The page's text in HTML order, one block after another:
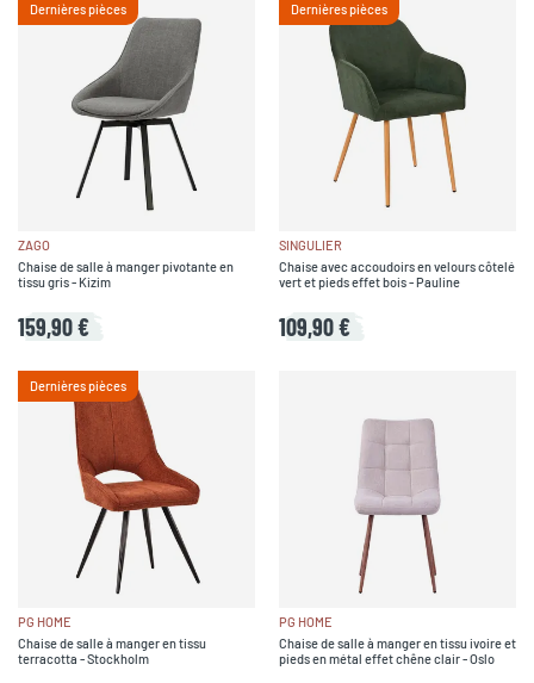
Dernières pièces
ZAGO
Chaise de salle à manger pivotante en
tissu gris - Kizim
159,90 €
Dernières pièces
SINGULIER
Chaise avec accoudoirs en velours côtelé
vert et pieds effet bois - Pauline
109,90 €
Dernières pièces
PG HOME
Chaise de salle à manger en tissu
terracotta - Stockholm
PG HOME
Chaise de salle à manger en tissu ivoire et
pieds en métal effet chêne clair - Oslo